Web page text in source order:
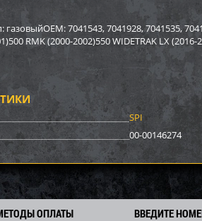
Бампер Sport Parts Inc. для
(REV XP) SM-12454
2 948
Экономия
Бампер BRP
4 170 i
292 i
7041543, 7041928, 7041535,
RMK (2000-2002)550 WIDETRAK LX
SPI
00-00146274
ОПЛАТЫ ВВЕДИТЕ